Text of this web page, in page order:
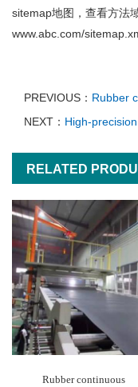
sitemap地图，查看方法
www.abc.com/
PREVIOUS： Rubber
NEXT： High-
RELATED
Rubber continuous